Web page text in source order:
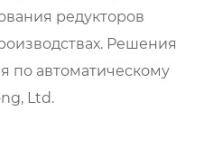
редукторов
Решения
по автоматическому
Ltd.